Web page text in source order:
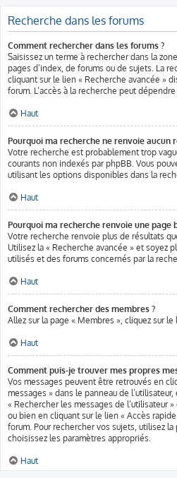
Recherche dans les forums
Comment rechercher dans les forums ?
Saisissez un terme à rechercher dans la
pages d’index, de forums ou de sujets. La
cliquant sur le lien « Recherche avancée »
forum. L’accès à la recherche peut
Haut
Pourquoi ma recherche ne renvoie aucun
Votre recherche est probablement trop
courants non indexés par phpBB. Vous
utilisant les options disponibles dans la
Haut
Pourquoi ma recherche renvoie une page
Votre recherche renvoie plus de résultats
Utilisez la « Recherche avancée » et soyez
utilisés et des forums concernés par la
Haut
Comment rechercher des membres ?
Allez sur la page « Membres », cliquez sur
Haut
Comment puis-je trouver mes propres
Vos messages peuvent être retrouvés en
messages » dans le panneau de
« Rechercher les messages de l’utilisateur
ou bien en cliquant sur le lien « Accès
forum. Pour rechercher vos sujets, utilisez
choisissez les paramètres appropriés.
Haut